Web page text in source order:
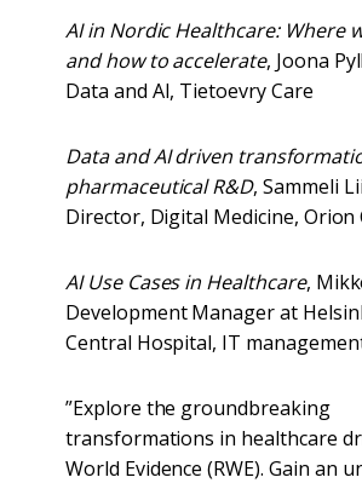
AI in Nordic Healthcare: Where
and how to accelerate, Joona
Data and AI, Tietoevry Care
Data and AI driven
pharmaceutical R&D, Sammeli
Director, Digital Medicine,
AI Use Cases in Healthcare,
Development Manager at
Central Hospital, IT
”Explore the groundbreaking
transformations in healthcare
World Evidence (RWE). Gain an